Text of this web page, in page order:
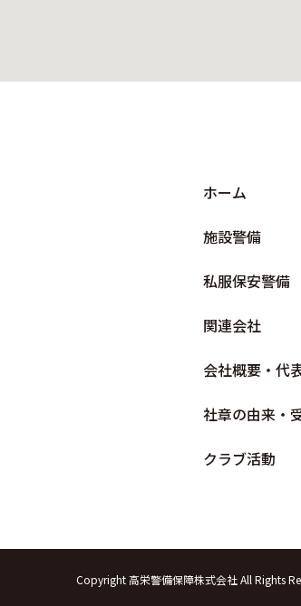
ホーム
施設警備
私服保安警備
関連会社
会社概要・代
社章の由来・
クラブ活動
Copyright 高栄警備保障株式会社 All Rights